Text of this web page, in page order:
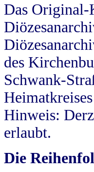
Das Original-
des
Schwank-
Hinweis:
erlaubt.
Die